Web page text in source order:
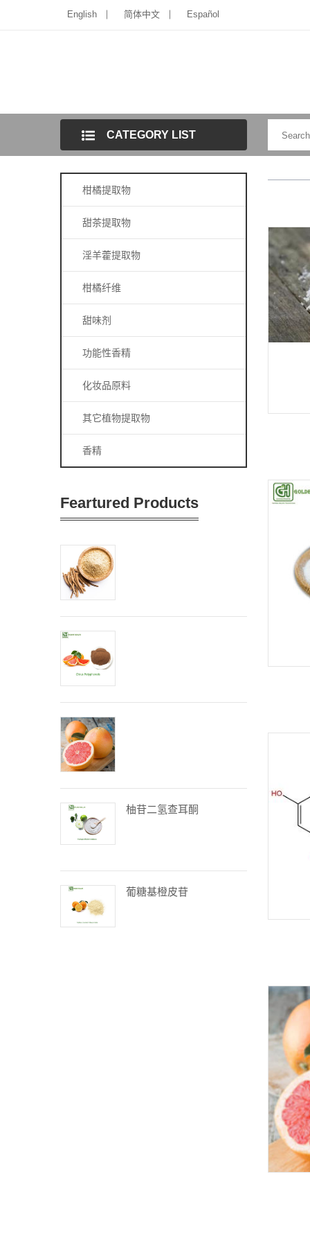
English 简体中文 Español
CATEGORY LIST
柑橘提取物
甜茶提取物
淫羊藿提取物
柑橘纤维
甜味剂
功能性香精
化妆品原料
其它植物提取物
香精
Feartured Products
柚苷二氢查耳酮
葡糖基橙皮苷